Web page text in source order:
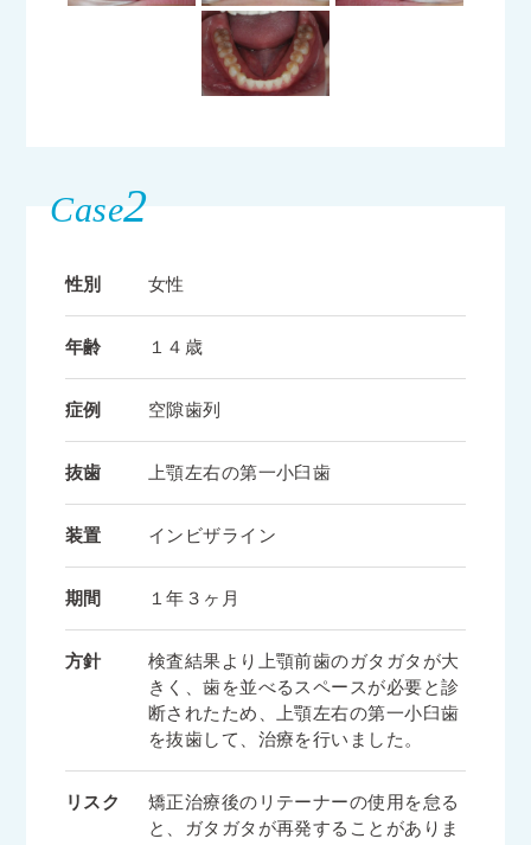
Case2
性別 女性
年齢 １４歳
症例 空隙歯列
抜歯 上顎左右の第一小臼歯
装置 インビザライン
期間 １年３ヶ月
方針
検査結果より上顎前歯のガタガタが大
きく、歯を並べるスペースが必要と診
断されたため、上顎左右の第一小臼歯
を抜歯して、治療を行いました。
リスク
矯正治療後のリテーナーの使用を怠る
と、ガタガタが再発することがありま